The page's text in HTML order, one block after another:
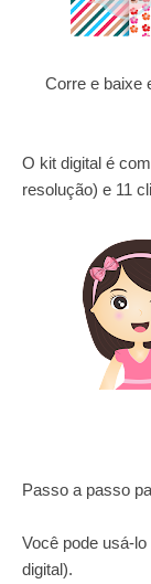
Corre e baixe
O kit digital é
resolução) e 11
Passo a passo
Você pode usá-
digital).